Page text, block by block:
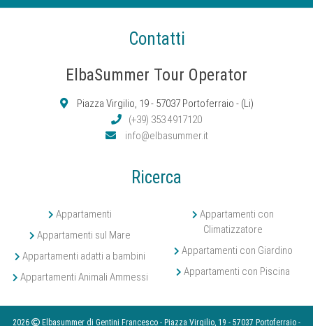
Contatti
ElbaSummer Tour Operator
Piazza Virgilio, 19 - 57037 Portoferraio - (Li)
(+39) 353 4917120
info@elbasummer.it
Ricerca
Appartamenti
Appartamenti sul Mare
Appartamenti adatti a bambini
Appartamenti Animali Ammessi
Appartamenti con
Climatizzatore
Appartamenti con Giardino
Appartamenti con Piscina
2026
Elbasummer di Gentini Francesco - Piazza Virgilio, 19 - 57037 Portoferraio -